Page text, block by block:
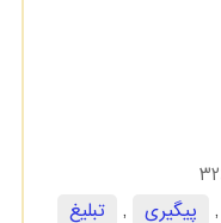
, پیگیری ,
تبلیغ